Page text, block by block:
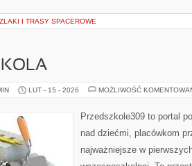
I TRASY SPACEROWE
LUT - 15 - 2026 MOŻLIWOŚĆ
Przedszkole309 to portal
nad dziećmi, placówkom
najważniejsze w